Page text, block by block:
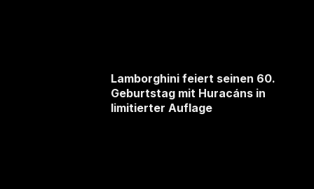
Lamborghini feiert seinen 60.
Geburtstag mit Huracáns in
limitierter Auflage